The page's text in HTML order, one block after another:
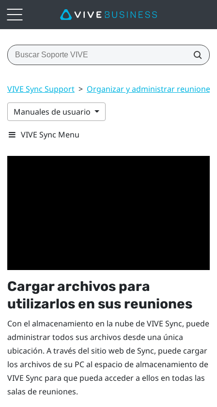
VIVE Sync Support > Organizar y administrar reuniones
Manuales de usuario
VIVE Sync Menu
Cargar archivos para
utilizarlos en sus reuniones
Con el almacenamiento en la nube deVIVE Sync, puede
administrar todos sus archivos desde una única
ubicación. A través del sitio web deSync, puede cargar
los archivos de su PC al espacio de almacenamiento de
VIVE Sync para que pueda acceder a ellos en todas las
salas de reuniones.